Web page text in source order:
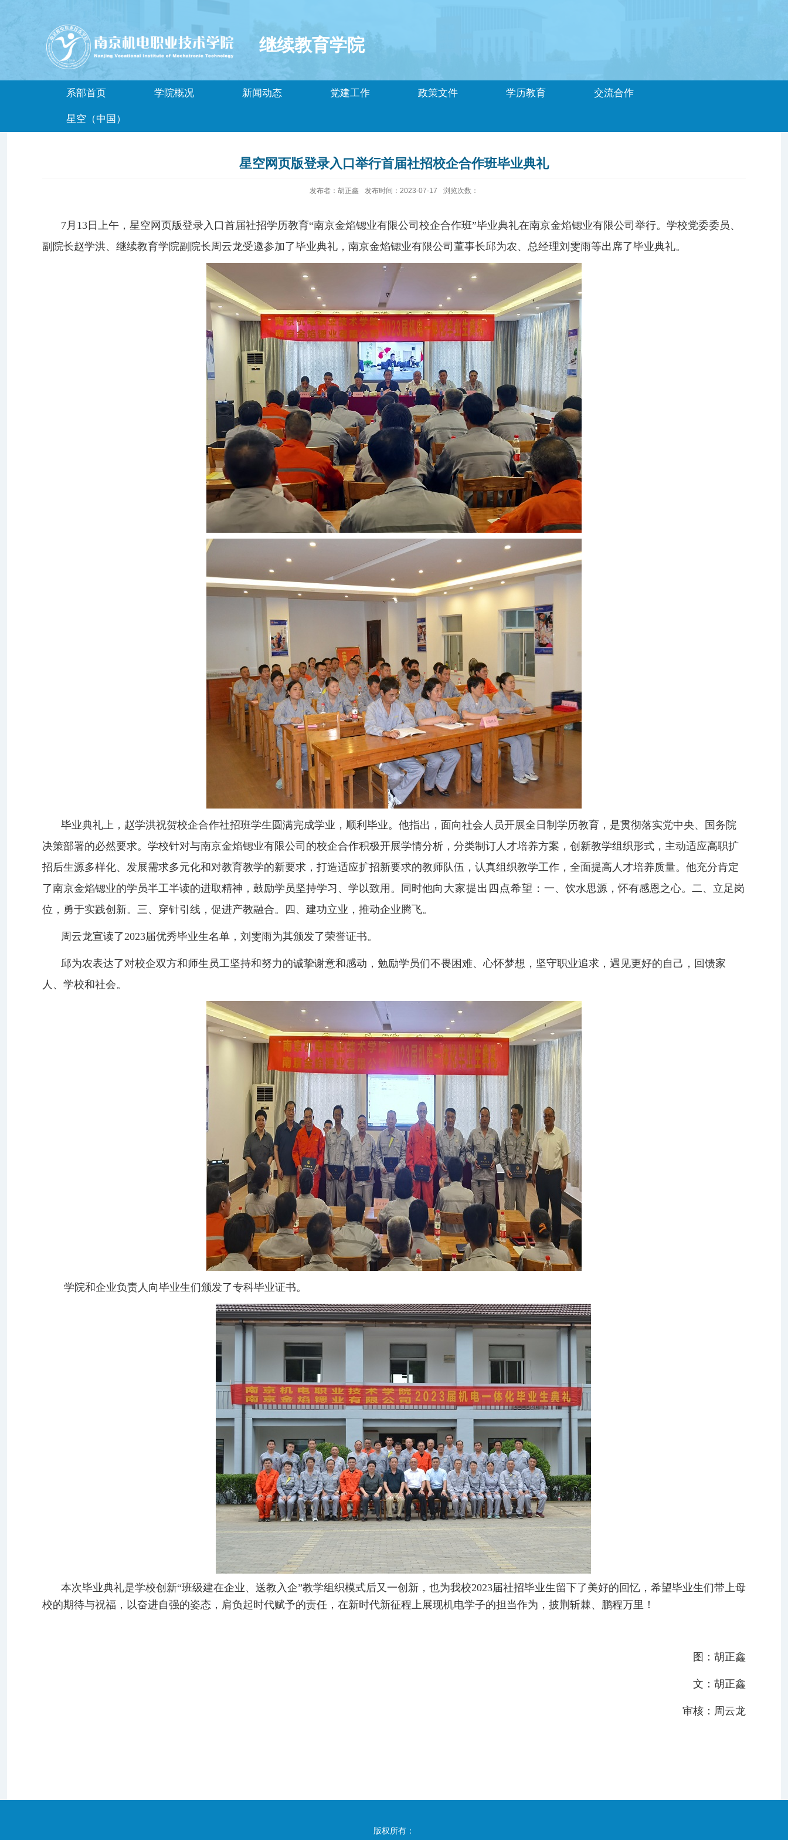
继续教育学院
系部首页 学院概况 新闻动态 党建工作 政策文件 学历教育 交流合作
星空（中国）
星空网页版登录入口举行首届社招校企合作班毕业典礼
发布者：胡正鑫 发布时间：2023-07-17 浏览次数：
7月 13 日 上午， 星空网页版登录入口首届社招学历教育“南京金焰锶业有限公司校企合作班”毕业典礼在南京金焰锶业有限公司举行。 学校党委委员 、
副院长赵学洪、 继续教育学院副院长周云龙受邀参加了毕业典礼， 南京金焰锶业有限公司董事长邱为农、总经理刘雯雨等出席了毕业典礼。
毕业典礼上， 赵学洪祝贺校企合作社招班学生 圆满完成学业，顺利毕业。 他指出，面向社会人员开展全日制学历教育，是贯彻落实党中央、国务院
决策部署的必然要求。学校针对与南京金焰锶业有限公司的校企合作积极开展学情分析，分类制订人才培养方案，创新教学组织形式，主动适应高职扩
招后生源多样化、发展需求多元化和对教育教学的新要求，打造适应扩招新要求的教师队伍，认真组织教学工作，全面提高人才培养质量。 他充分肯定
了南京金焰锶业的学员半工半读的进取精神，鼓励学员坚持学习、学以致用。 同时他向大家提出四点希望： 一、 饮水思源，怀有感恩之心。二、立足岗
位，勇于实践创新。三、穿针引线，促进产教融合。四、建功立业，推动企业腾飞。
周云龙宣读了2023届优秀毕业生名单， 刘雯雨为其颁发了荣誉证书。
邱为农表达了对校企双方和师生员工坚持和努力的诚挚谢意和感动，勉励学员们不畏困难、心怀梦想，坚守职业追求，遇见更好的自己，回馈家
人、学校和社会。
学院和企业负责人向毕业生们颁发了专科毕业证书。
本次毕业典礼是学校创新“班级建在企业、送教入企”教学组织模式后又一创新，也为我校2023届社招毕业生留下了美好的回忆，希望毕业生们带上母
校的期待与祝福，以奋进自强的姿态，肩负起时代赋予的责任，在新时代新征程上展现机电学子的担当作为，披荆斩棘、鹏程万里！
图：胡正鑫
文：胡正鑫
审核：周云龙
版权所有：